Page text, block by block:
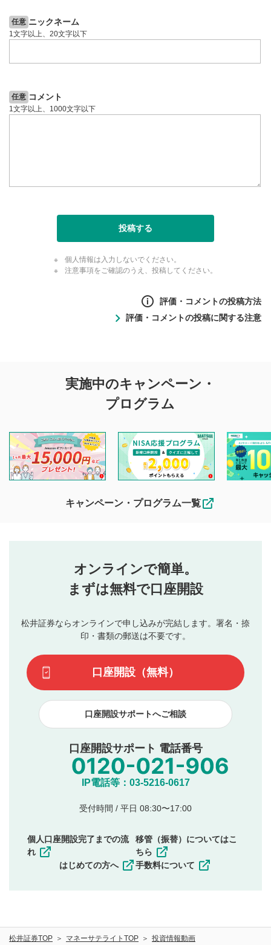
任意 ニックネーム
1文字以上、20文字以下
任意 コメント
1文字以上、1000文字以下
投稿する
個人情報は入力しないでください。
注意事項をご確認のうえ、投稿してください。
評価・コメントの投稿方法
投稿するボタン
星で評価をすると投稿できます。（お名前とコメント
3
動画の評価
です）
評価・コメントの投稿に関する注意
投稿に関する注意
を目的として、各動画コンテンツに、評価およびコメントの
投稿ができます。利用者は以下の注意事項をご理解のうえ、
閲覧および投稿を行うものとしてください。
他の利用者が動画を視聴される際の参考になるコメントをお
待ちしております。
なお、投稿をもって、本注意事項に同意されたものとみなし
行ってください。
当社は、利用者同士、もしくは利用者と第三者間のトラ
ブルによって生じた損害に対して一切の責任を負いませ
評価およびコメントは当社にて審査のうえ、掲載となり
ます。掲載されるまでに日数がかかる場合や掲載されない
てはお答えできません。各動画コンテンツへの掲載をもっ
て結果のご連絡といたします。ご了承ください。
下記の項目に該当すると判断された投稿内容は、掲載を
見合わせる場合がございます。
本動画コンテンツとは無関係の内容の投稿
他者への誹謗中傷や差別的表現投稿
公序良俗に反する内容の投稿
氏名、住所、電話番号など個人を特定できる情報の
他のサイトへの誘導や営利目的、広告・宣伝を目
他者の権利（商標、著作権、その他の知的財産
その他当社が不適切と判断した投稿
一度投稿した評価およびコメントの変更・削除はできま
に関する著作者人格権を行使しないことに同意します。利
用者が投稿したコメントは、当社サービスの広告・宣伝、
実施中のキャンペーン・
プログラム
キャンペーン・プログラム一覧
オンラインで簡単。
まずは無料で口座開設
松井証券ならオンラインで申し込みが完結します。署名・捺
印・書類の郵送は不要です。
口座開設（無料）
口座開設サポートへご相談
口座開設サポート 電話番号
IP電話等：03-5216-0617
受付時間 / 平日 08:30〜17:00
個人口座開設完了までの流
れ
はじめての方へ
移管（振替）についてはこ
ちら
手数料について
松井証券TOP マネーサテライトTOP
投資情報動画